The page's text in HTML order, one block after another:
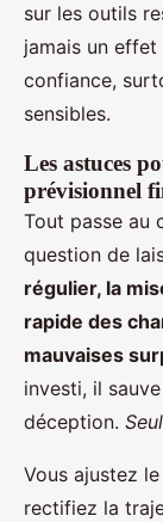
sur les outils
jamais un effet
confiance,
sensibles.
Les astuces
prévisionnel
Tout passe au
question de
régulier, la
rapide des
mauvaises
investi, il
déception.
Vous ajustez
rectifiez la